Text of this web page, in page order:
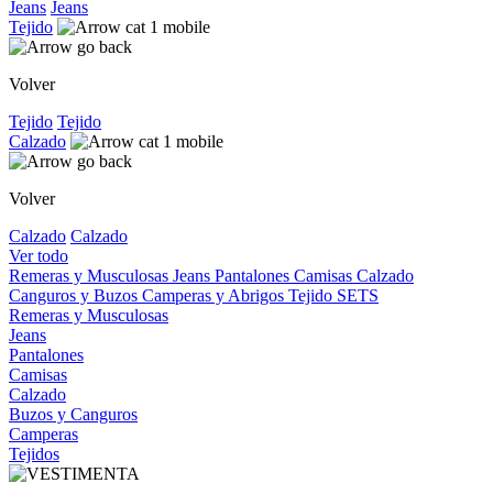
Jeans Jeans
Tejido
Volver
Tejido Tejido
Calzado
Volver
Calzado Calzado
Ver todo
Remeras y Musculosas Jeans Pantalones Camisas Calzado
Canguros y Buzos Camperas y Abrigos Tejido SETS
Remeras y Musculosas
Jeans
Pantalones
Camisas
Calzado
Buzos y Canguros
Camperas
Tejidos